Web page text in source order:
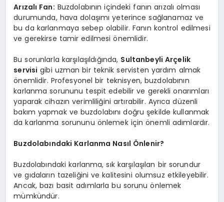
Arızalı Fan: Buzdolabının içindeki fanın arızalı olması
durumunda, hava dolaşımı yeterince sağlanamaz ve
bu da karlanmaya sebep olabilir. Fanın kontrol edilmesi
ve gerekirse tamir edilmesi önemlidir.
Bu sorunlarla karşılaşıldığında, Sultanbeyli Arçelik
servisi gibi uzman bir teknik servisten yardım almak
önemlidir. Profesyonel bir teknisyen, buzdolabının
karlanma sorununu tespit edebilir ve gerekli onarımları
yaparak cihazın verimliliğini artırabilir. Ayrıca düzenli
bakım yapmak ve buzdolabını doğru şekilde kullanmak
da karlanma sorununu önlemek için önemli adımlardır.
Buzdolabındaki Karlanma Nasıl Önlenir?
Buzdolabındaki karlanma, sık karşılaşılan bir sorundur
ve gıdaların tazeliğini ve kalitesini olumsuz etkileyebilir.
Ancak, bazı basit adımlarla bu sorunu önlemek
mümkündür.